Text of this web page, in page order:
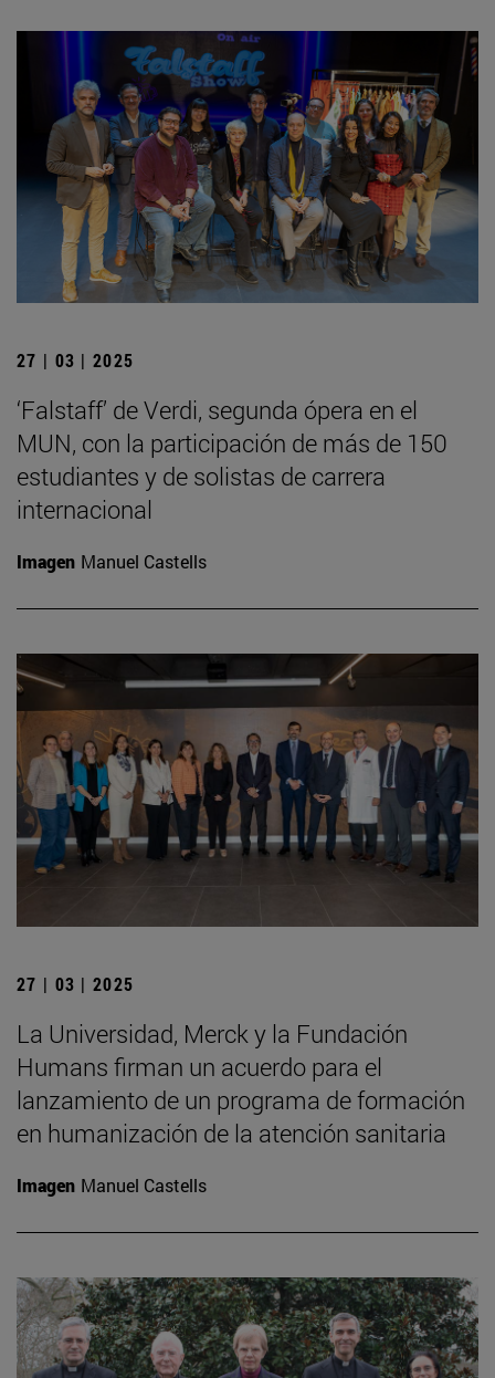
27 | 03 | 2025
‘Falstaff’ de Verdi, segunda ópera en el
MUN, con la participación de más de 150
estudiantes y de solistas de carrera
internacional
Imagen Manuel Castells
27 | 03 | 2025
La Universidad, Merck y la Fundación
Humans firman un acuerdo para el
lanzamiento de un programa de formación
en humanización de la atención sanitaria
Imagen Manuel Castells